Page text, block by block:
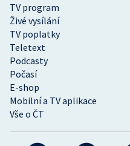
TV program
Živé vysílání
TV poplatky
Teletext
Podcasty
Počasí
E-shop
Mobilní a TV aplikace
Vše o ČT